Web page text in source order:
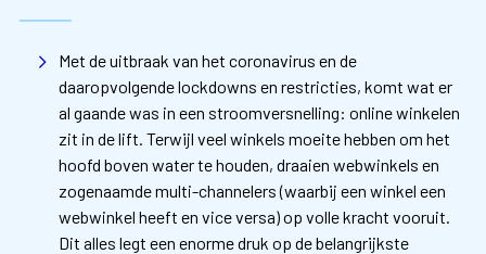
Met de uitbraak van het coronavirus en de
daaropvolgende lockdowns en restricties, komt wat er
al gaande was in een stroomversnelling: online winkelen
zit in de lift. Terwijl veel winkels moeite hebben om het
hoofd boven water te houden, draaien webwinkels en
zogenaamde multi-channelers (waarbij een winkel een
webwinkel heeft en vice versa) op volle kracht vooruit.
Dit alles legt een enorme druk op de belangrijkste